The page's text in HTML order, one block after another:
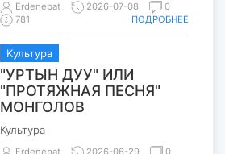
Erdenebat 2026-07-08
0
781
ПОДРОБНЕЕ
Kультура
"УРТЫН ДУУ" ИЛИ
"ПРОТЯЖНАЯ ПЕСНЯ"
МОНГОЛОВ
Культура